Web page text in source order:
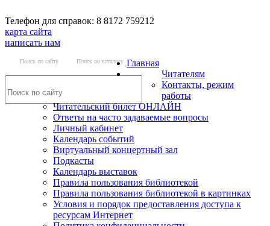
Телефон для справок: 8 8172 759212
карта сайта
написать нам
Поиск по сайту Поиск по каталогу Главная
Читателям
Контакты, режим
работы
Читательский билет ОНЛАЙН
Ответы на часто задаваемые вопросы
Личный кабинет
Календарь событий
Виртуальный концертный зал
Подкасты
Календарь выставок
Правила пользования библиотекой
Правила пользования библиотекой в картинках
Условия и порядок предоставления доступа к
ресурсам Интернет